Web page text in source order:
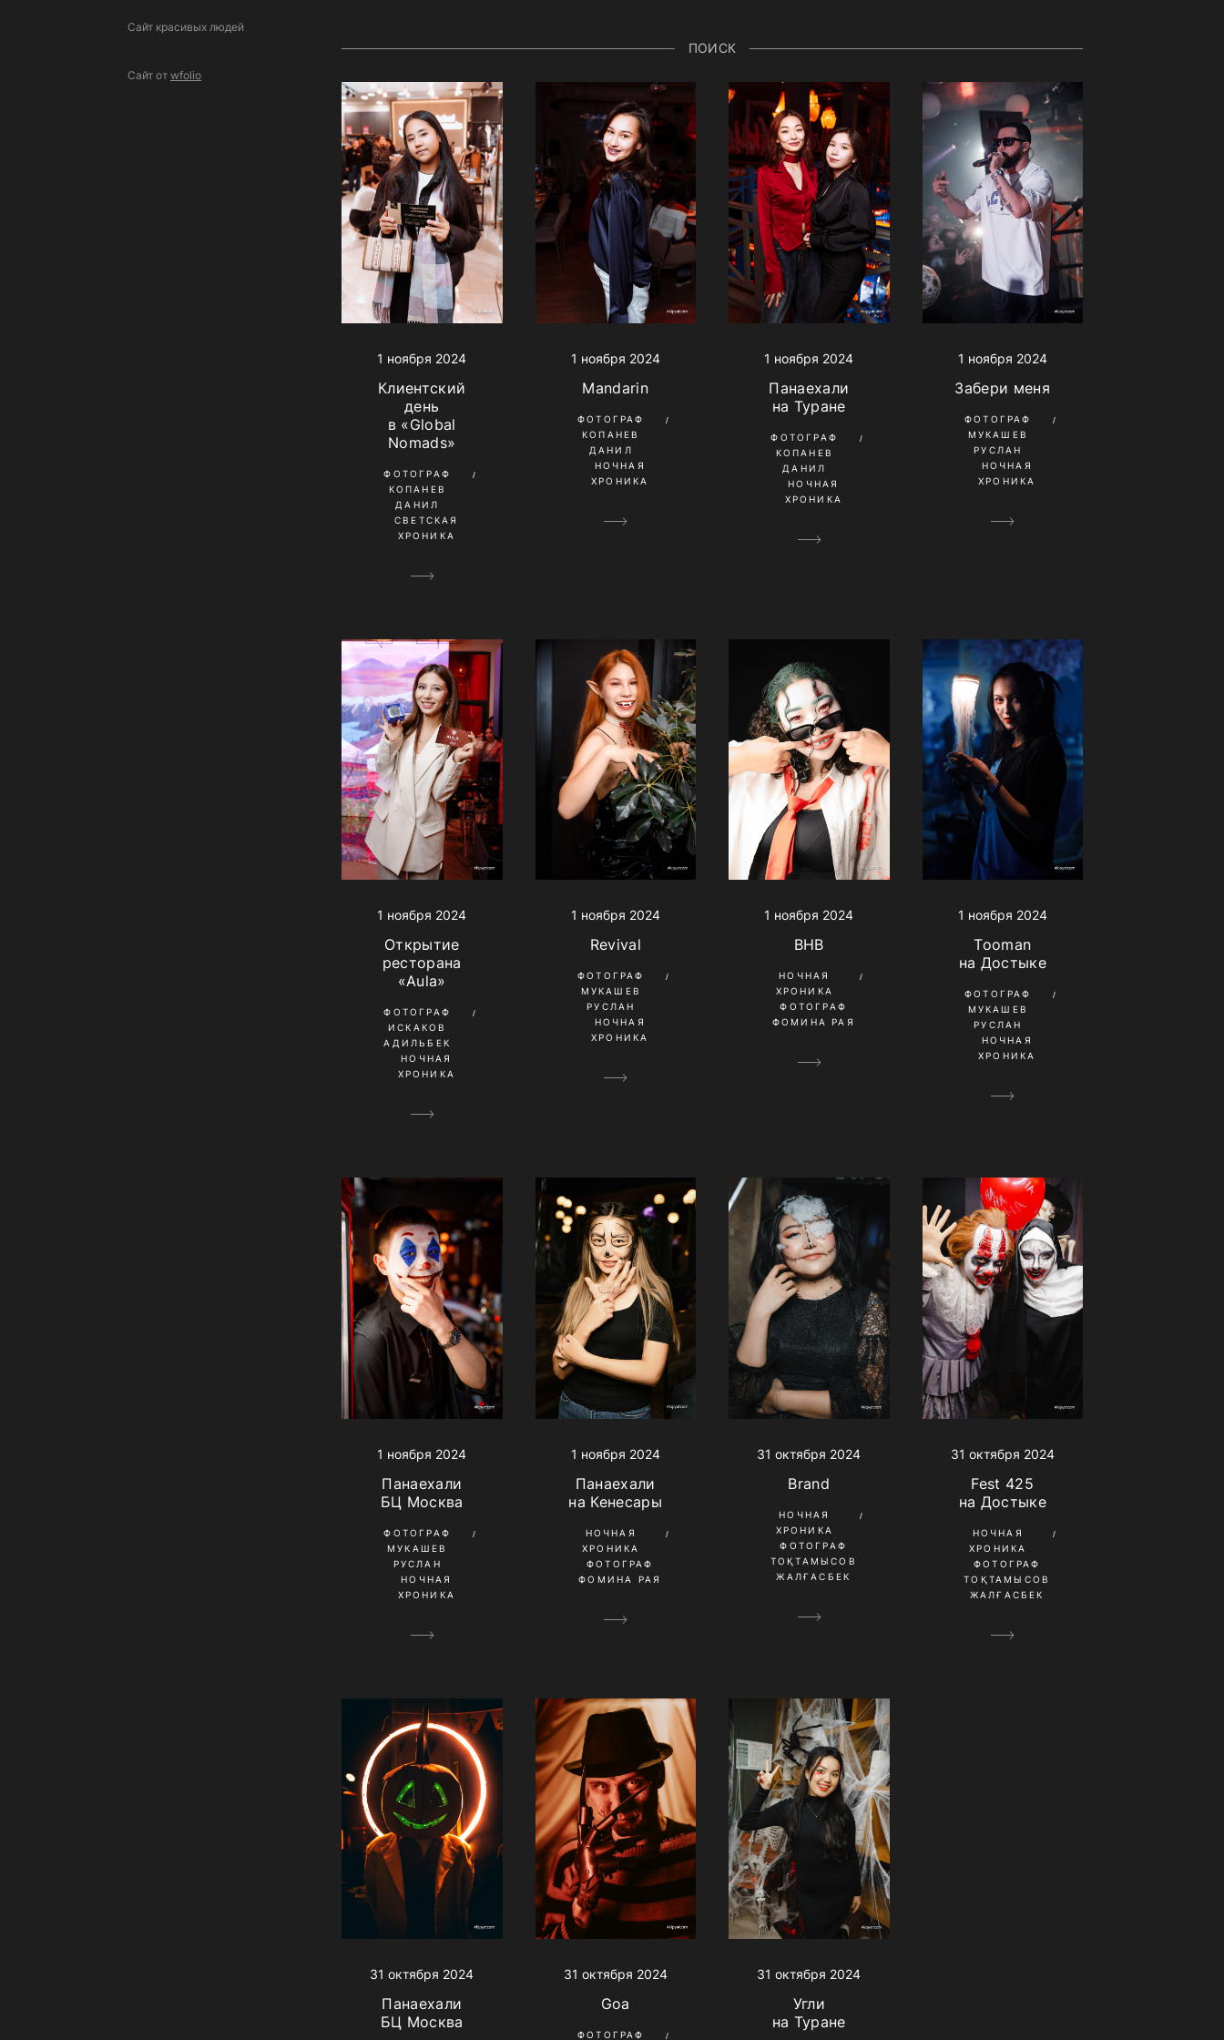
Сайт красивых людей
Сайт от wfolio
ПОИСК
1 ноября 2024
Клиентский
день
в «Global
Nomads»
ФОТОГРАФ
КОПАНЕВ
ДАНИЛ
СВЕТСКАЯ
ХРОНИКА
1 ноября 2024
Mandarin
ФОТОГРАФ
КОПАНЕВ
ДАНИЛ
НОЧНАЯ
ХРОНИКА
1 ноября 2024
Панаехали
на Туране
ФОТОГРАФ
КОПАНЕВ
ДАНИЛ
НОЧНАЯ
ХРОНИКА
1 ноября 2024
Забери меня
ФОТОГРАФ
МУКАШЕВ
РУСЛАН
НОЧНАЯ
ХРОНИКА
1 ноября 2024
Открытие
ресторана
«Aula»
ФОТОГРАФ
ИСКАКОВ
АДИЛЬБЕК
НОЧНАЯ
ХРОНИКА
1 ноября 2024
Revival
ФОТОГРАФ
МУКАШЕВ
РУСЛАН
НОЧНАЯ
ХРОНИКА
1 ноября 2024
BHB
НОЧНАЯ
ХРОНИКА
ФОТОГРАФ
ФОМИНА РАЯ
1 ноября 2024
Tooman
на Достыке
ФОТОГРАФ
МУКАШЕВ
РУСЛАН
НОЧНАЯ
ХРОНИКА
1 ноября 2024
Панаехали
БЦ Москва
ФОТОГРАФ
МУКАШЕВ
РУСЛАН
НОЧНАЯ
ХРОНИКА
1 ноября 2024
Панаехали
на Кенесары
НОЧНАЯ
ХРОНИКА
ФОТОГРАФ
ФОМИНА РАЯ
31 октября 2024
Brand
НОЧНАЯ
ХРОНИКА
ФОТОГРАФ
ТОҚТАМЫСОВ
ЖАЛҒАСБЕК
31 октября 2024
Fest 425
на Достыке
НОЧНАЯ
ХРОНИКА
ФОТОГРАФ
ТОҚТАМЫСОВ
ЖАЛҒАСБЕК
31 октября 2024
Панаехали
БЦ Москва
31 октября 2024
Goa
ФОТОГРАФ
31 октября 2024
Угли
на Туране